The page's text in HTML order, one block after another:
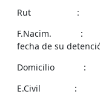
Rut :
F.Nacim. : 27-
fecha de su
Domicilio :
E.Civil :